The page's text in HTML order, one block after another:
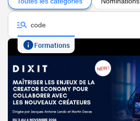
Formations